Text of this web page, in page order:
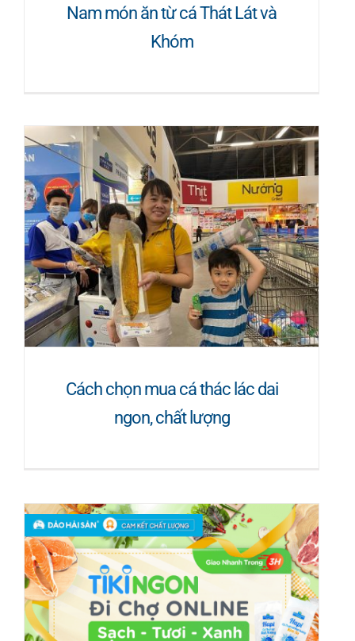
Nam món ăn từ cá Thát Lát và
Khóm
Cách chọn mua cá thác lác dai
ngon, chất lượng
Cách chọn mua cá thác lác dai
ngon, chất lượng
GIAO HÀNG NHANH HỎA TỐC CHỈ
TRONG 2H KHI MUA TẠI ĐẢO HẢI
SẢN